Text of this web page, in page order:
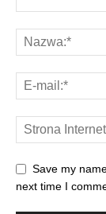
Save my
next time I